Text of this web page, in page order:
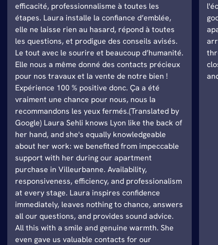
efficacité, professionnalisme à toutes les
étapes. Laura installe la confiance d’emblée,
elle ne laisse rien au hasard, répond à toutes
les questions, et prodigue des conseils avisés.
Le tout avec le sourire et beaucoup d’humanité.
Elle nous a même donné des contacts précieux
pour nos travaux et la vente de notre bien !
Expérience 100 % positive donc. Ça a été
vraiment une chance pour nous, nous la
recommandons les yeux fermés.(Translated by
Google) Laura Sehli knows Lyon like the back of
her hand, and she's equally knowledgeable
about her work: we benefited from impeccable
support with her during our apartment
purchase in Villeurbanne. Availability,
responsiveness, efficiency, and professionalism
at every stage. Laura inspires confidence
immediately, leaves nothing to chance, answers
all our questions, and provides sound advice.
All this with a smile and genuine warmth. She
even gave us valuable contacts for our